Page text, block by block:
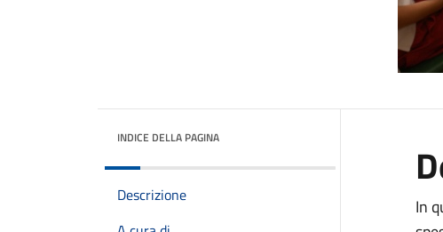
INDICE DELLA PAGINA
Descrizione
In